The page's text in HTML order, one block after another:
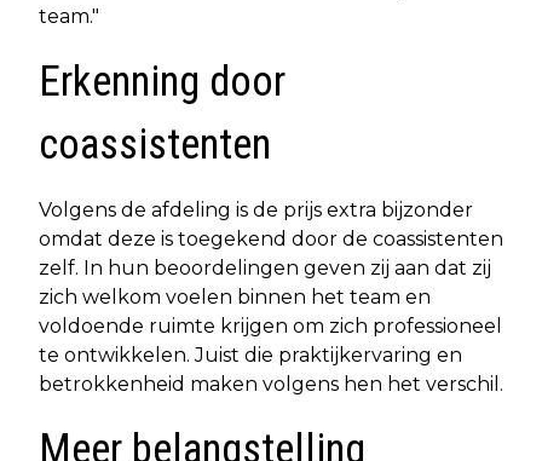
team."
Erkenning door
coassistenten
Volgens de afdeling is de prijs extra bijzonder
omdat deze is toegekend door de coassistenten
zelf. In hun beoordelingen geven zij aan dat zij
zich welkom voelen binnen het team en
voldoende ruimte krijgen om zich professioneel
te ontwikkelen. Juist die praktijkervaring en
betrokkenheid maken volgens hen het verschil.
Meer belangstelling